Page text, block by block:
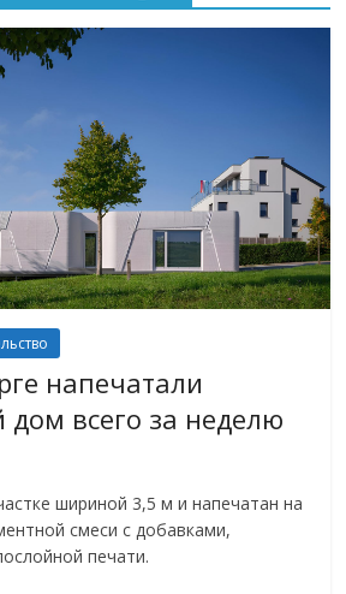
напечатали
всего за неделю
шириной 3,5 м и напечатан на
смеси с добавками,
печати.